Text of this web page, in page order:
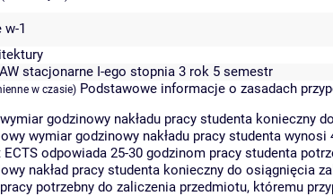
w-1
stacjonarne I-ego stopnia 3 rok 5 semestr
w czasie) Podstawowe informacje o zasadach
godzinowy nakładu pracy studenta konieczny
wymiar godzinowy nakładu pracy studenta wynosi
ECTS odpowiada 25-30 godzinom pracy studenta
nakład pracy studenta konieczny do osiągnięcia
pracy potrzebny do zaliczenia przedmiotu, któremu